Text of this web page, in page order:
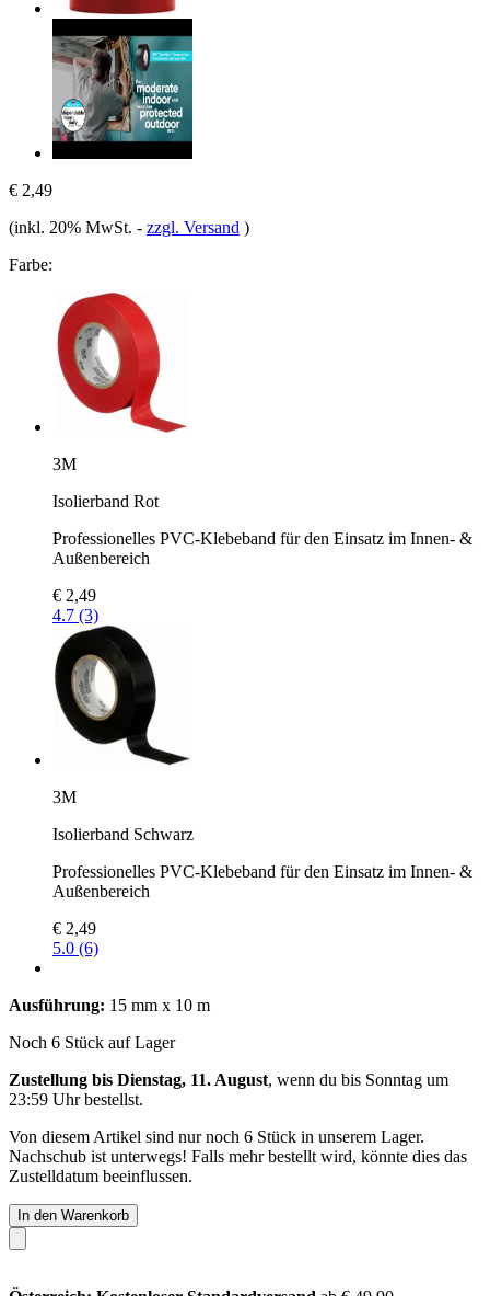
€ 2,49
(inkl. 20% MwSt. - zzgl. Versand )
Farbe:
3M
Isolierband Rot
Professionelles PVC-Klebeband für den Einsatz im Innen- &
Außenbereich
€ 2,49
4.7 (3)
3M
Isolierband Schwarz
Professionelles PVC-Klebeband für den Einsatz im Innen- &
Außenbereich
€ 2,49
5.0 (6)
Ausführung: 15 mm x 10 m
Noch 6 Stück auf Lager
Zustellung bis Dienstag, 11. August, wenn du bis Sonntag um
23:59 Uhrbestellst.
Von diesem Artikel sind nur noch 6 Stück in unserem Lager.
Nachschub ist unterwegs! Falls mehr bestellt wird, könnte dies das
Zustelldatum beeinflussen.
In den Warenkorb